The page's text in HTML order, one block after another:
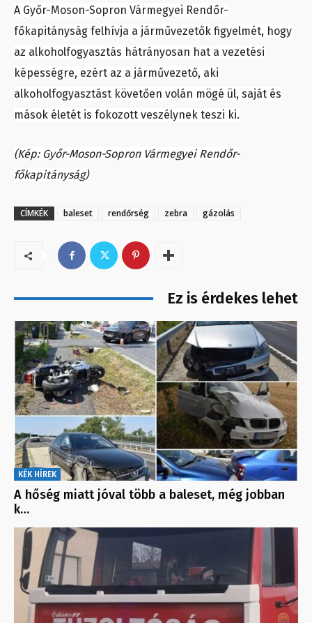
A Győr-Moson-Sopron Vármegyei Rendőr-
főkapitányság felhívja a járművezetők figyelmét, hogy
az alkoholfogyasztás hátrányosan hat a vezetési
képességre, ezért az a járművezető, aki
alkoholfogyasztást követően volán mögé ül, saját és
mások életét is fokozott veszélynek teszi ki.
(Kép: Győr-Moson-Sopron Vármegyei Rendőr-
főkapitányság)
CÍMKÉK baleset rendőrség zebra gázolás
Ez is érdekes lehet
KÉK HÍREK
A hőség miatt jóval több a baleset, még jobban
k…